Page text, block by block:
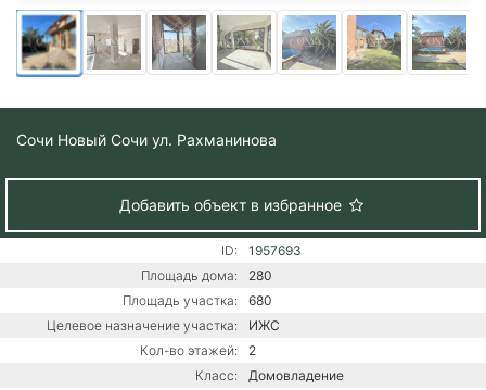
Сочи Новый Сочи ул. Рахманинова
Добавить объект в избранное
ID:
1957693
Площадь дома:
280
Площадь участка:
680
Целевое назначение участка:
ИЖС
Кол-во этажей:
2
Класс:
Домовладение